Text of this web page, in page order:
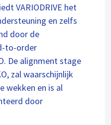
VARIODRIVE het
en zelfs
door de
to-order
De alignment stage
zal waarschijnlijk
wekken en is al
door